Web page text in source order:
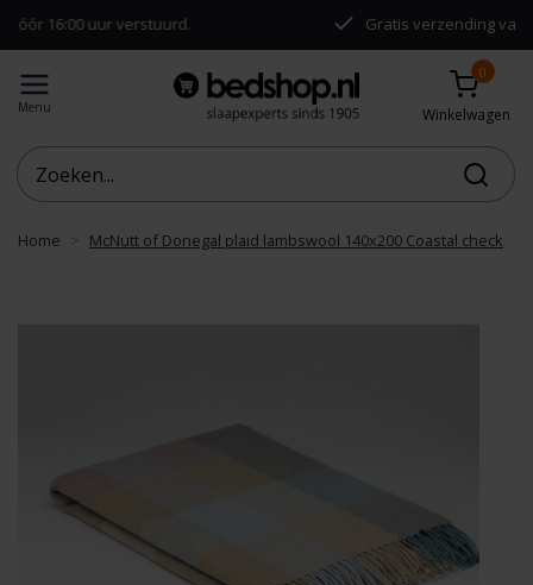
uur verstuurd. Gratis verzending vanaf €50,-
Menu
0
Winkelwagen
Home McNutt of Donegal plaid lambswool 140x200 Coastal check